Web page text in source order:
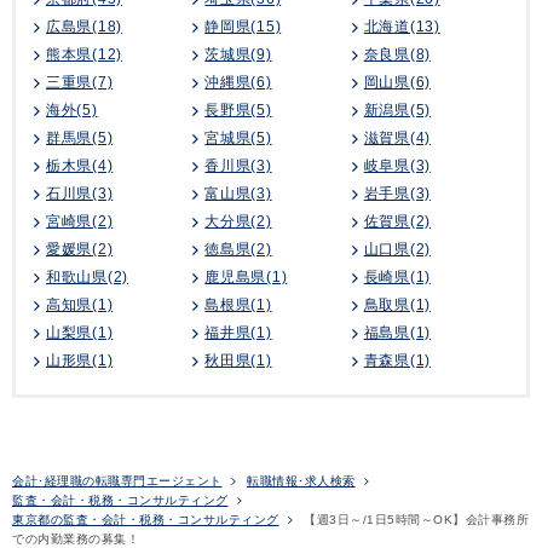
広島県(18)
静岡県(15)
北海道(13)
熊本県(12)
茨城県(9)
奈良県(8)
三重県(7)
沖縄県(6)
岡山県(6)
海外(5)
長野県(5)
新潟県(5)
群馬県(5)
宮城県(5)
滋賀県(4)
栃木県(4)
香川県(3)
岐阜県(3)
石川県(3)
富山県(3)
岩手県(3)
宮崎県(2)
大分県(2)
佐賀県(2)
愛媛県(2)
徳島県(2)
山口県(2)
和歌山県(2)
鹿児島県(1)
長崎県(1)
高知県(1)
島根県(1)
鳥取県(1)
山梨県(1)
福井県(1)
福島県(1)
山形県(1)
秋田県(1) 青森県(1)
会計･経理職の転職専門エージェント
転職情報･求人検索
監査・会計・税務・コンサルティング
東京都の監査・会計・税務・コンサルティング
【週3日～/1日5時間～OK】会計事務所
での内勤業務の募集！